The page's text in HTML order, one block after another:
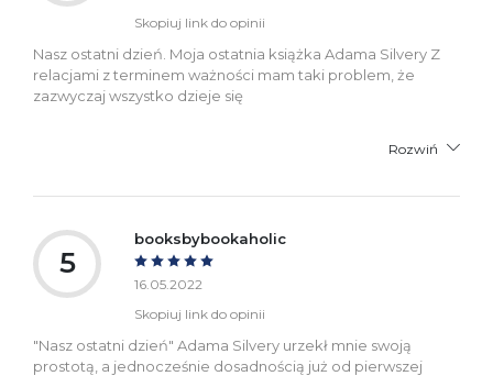
Skopiuj link do opinii
Nasz ostatni dzień. Moja ostatnia książka Adama Silvery Z
relacjami z terminem ważności mam taki problem, że
zazwyczaj wszystko dzieje się
Rozwiń
5
booksbybookaholic
16.05.2022
Skopiuj link do opinii
"Nasz ostatni dzień" Adama Silvery urzekł mnie swoją
prostotą, a jednocześnie dosadnością już od pierwszej